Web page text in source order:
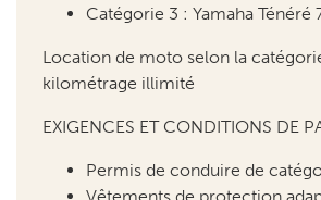
Catégorie 3 : Yamaha Ténéré
Location de moto selon la
kilométrage illimité
EXIGENCES ET CONDITIONS DE
Permis de conduire de